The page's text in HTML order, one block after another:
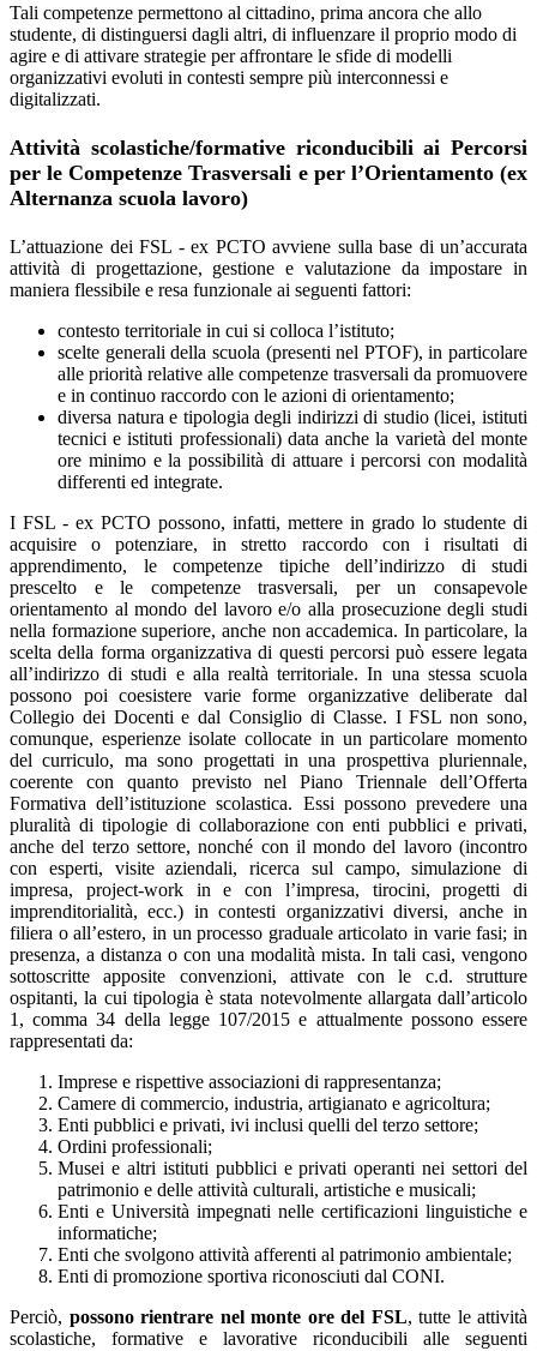
Tali competenze permettono al cittadino, prima ancora che allo
studente, di distinguersi dagli altri, di influenzare il proprio modo di
agire e di attivare strategie per affrontare le sfide di modelli
organizzativi evoluti in contesti sempre più interconnessi e
digitalizzati.
Attività scolastiche/formative riconducibili ai Percorsi
per le Competenze Trasversali e per l’Orientamento (ex
Alternanza scuola lavoro)
L’attuazione dei FSL - ex PCTO avviene sulla base di un’accurata
attività di progettazione, gestione e valutazione da impostare in
maniera flessibile e resa funzionale ai seguenti fattori:
contesto territoriale in cui si colloca l’istituto;
scelte generali della scuola (presenti nel PTOF), in particolare
alle priorità relative alle competenze trasversali da promuovere
e in continuo raccordo con le azioni di orientamento;
diversa natura e tipologia degli indirizzi di studio (licei, istituti
tecnici e istituti professionali) data anche la varietà del monte
ore minimo e la possibilità di attuare i percorsi con modalità
differenti ed integrate.
I FSL - ex PCTO possono, infatti, mettere in grado lo studente di
acquisire o potenziare, in stretto raccordo con i risultati di
apprendimento, le competenze tipiche dell’indirizzo di studi
prescelto e le competenze trasversali, per un consapevole
orientamento al mondo del lavoro e/o alla prosecuzione degli studi
nella formazione superiore, anche non accademica. In particolare, la
scelta della forma organizzativa di questi percorsi può essere legata
all’indirizzo di studi e alla realtà territoriale. In una stessa scuola
possono poi coesistere varie forme organizzative deliberate dal
Collegio dei Docenti e dal Consiglio di Classe. I FSL non sono,
comunque, esperienze isolate collocate in un particolare momento
del curriculo, ma sono progettati in una prospettiva pluriennale,
coerente con quanto previsto nel Piano Triennale dell’Offerta
Formativa dell’istituzione scolastica. Essi possono prevedere una
pluralità di tipologie di collaborazione con enti pubblici e privati,
anche del terzo settore, nonché con il mondo del lavoro (incontro
con esperti, visite aziendali, ricerca sul campo, simulazione di
impresa, project-work in e con l’impresa, tirocini, progetti di
imprenditorialità, ecc.) in contesti organizzativi diversi, anche in
filiera o all’estero, in un processo graduale articolato in varie fasi; in
presenza, a distanza o con una modalità mista. In tali casi, vengono
sottoscritte apposite convenzioni, attivate con le c.d. strutture
ospitanti, la cui tipologia è stata notevolmente allargata dall’articolo
1, comma 34 della legge 107/2015 e attualmente possono essere
rappresentati da:
Imprese e rispettive associazioni di rappresentanza;
Camere di commercio, industria, artigianato e agricoltura;
Enti pubblici e privati, ivi inclusi quelli del terzo settore;
Ordini professionali;
Musei e altri istituti pubblici e privati operanti nei settori del
patrimonio e delle attività culturali, artistiche e musicali;
Enti e Università impegnati nelle certificazioni linguistiche e
informatiche;
Enti che svolgono attività afferenti al patrimonio ambientale;
Enti di promozione sportiva riconosciuti dal CONI.
Perciò, possono rientrare nel monte ore del FSL, tutte le attività
scolastiche, formative e lavorative riconducibili alle seguenti